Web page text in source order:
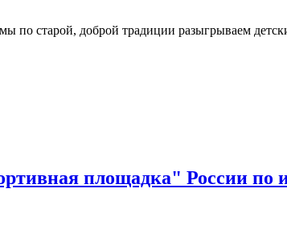
по старой, доброй традиции разыгрываем
площадка" России по